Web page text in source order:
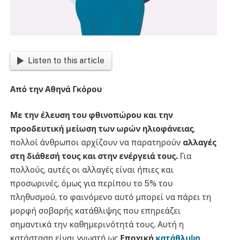
Listen to this article
Από την Αθηνά Γκόρου
Με την έλευση του φθινοπώρου και την
προοδευτική μείωση των ωρών ηλιοφάνειας,
πολλοί άνθρωποι αρχίζουν να παρατηρούν αλλαγές
στη διάθεσή τους και στην ενέργειά τους. Για
πολλούς, αυτές οι αλλαγές είναι ήπιες και
προσωρινές, όμως για περίπου το 5% του
πληθυσμού, το φαινόμενο αυτό μπορεί να πάρει τη
μορφή σοβαρής κατάθλιψης που επηρεάζει
σημαντικά την καθημερινότητά τους. Αυτή η